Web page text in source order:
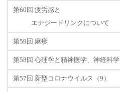
第60回 疲労感と
エナジードリンクについて
第59回 麻疹
第58回 心理学と精神医学、神経科学
第57回 新型コロナウイルス（9）